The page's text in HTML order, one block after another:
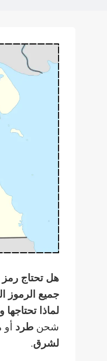
هل تحتاج رمز
جميع الرموز
لماذا تحتاجها
شحن طرد
لشرق.